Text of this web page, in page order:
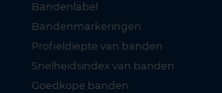
Bandenlabel
Bandenmarkeringen
Profieldiepte van banden
Snelheidsindex van banden
Goedkope banden